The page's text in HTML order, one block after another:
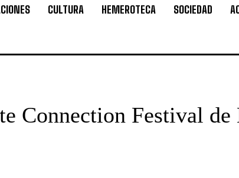
CULTURA HEMEROTECA SOCIEDAD
Connection Festival de